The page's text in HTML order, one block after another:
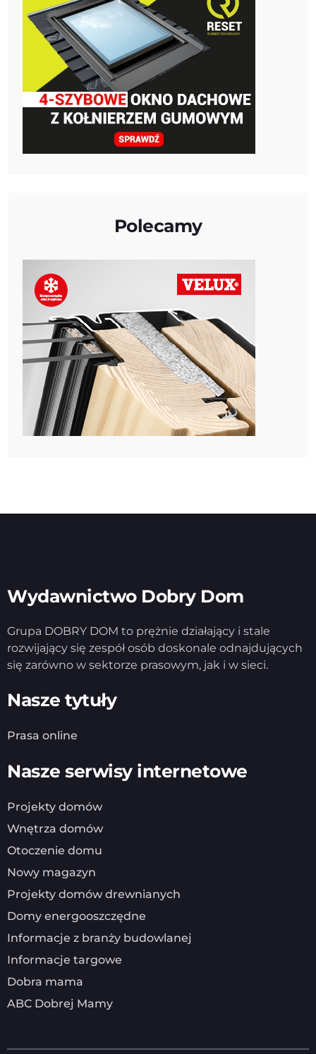
Polecamy
Wydawnictwo Dobry Dom
Grupa DOBRY DOM to prężnie działający i stale
rozwijający się zespół osób doskonale odnajdujących
się zarówno w sektorze prasowym, jak i w sieci.
Nasze tytuły
Prasa online
Nasze serwisy internetowe
Projekty domów
Wnętrza domów
Otoczenie domu
Nowy magazyn
Projekty domów drewnianych
Domy energooszczędne
Informacje z branży budowlanej
Informacje targowe
Dobra mama
ABC Dobrej Mamy